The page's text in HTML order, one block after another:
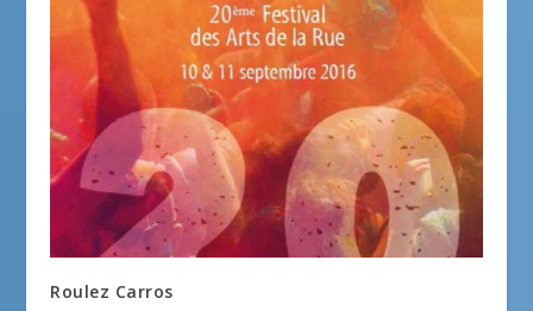
Roulez Carros